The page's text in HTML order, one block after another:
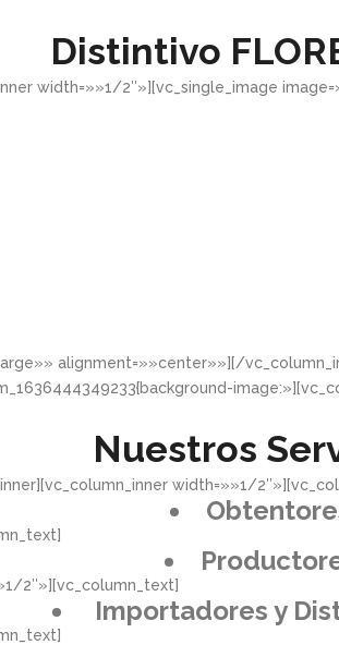
Distintivo
width=»»1/2″»][vc_single_image
alignment=»»center»»][/
Nuestros
width=»»1/
2″»][vc_column_text]
Importadores y